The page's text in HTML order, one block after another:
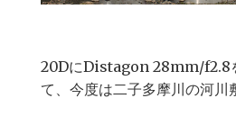
20DにDistagon 28mm/f2.8
て、今度は二子多摩川の河川